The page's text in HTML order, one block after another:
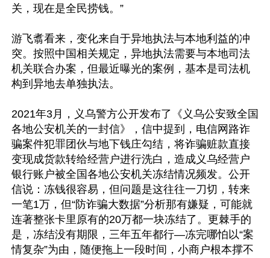
关，现在是全民捞钱。”
游飞翥看来，变化来自于异地执法与本地利益的冲
突。按照中国相关规定，异地执法需要与本地司法
机关联合办案，但最近曝光的案例，基本是司法机
构到异地去单独执法。
2021年3月，义乌警方公开发布了《义乌公安致全国
各地公安机关的一封信》，信中提到，电信网路诈
骗案件犯罪团伙与地下钱庄勾结，将诈骗赃款直接
变现成货款转给经营户进行洗白，造成义乌经营户
银行账户被全国各地公安机关冻结情况频发。公开
信说：冻钱很容易，但问题是这往往一刀切，转来
一笔1万，但“防诈骗大数据”分析那有嫌疑，可能就
连著整张卡里原有的20万都一块冻结了。更棘手的
是，冻结没有期限，三年五年都行—冻完哪怕以“案
情复杂”为由，随便拖上一段时间，小商户根本撑不